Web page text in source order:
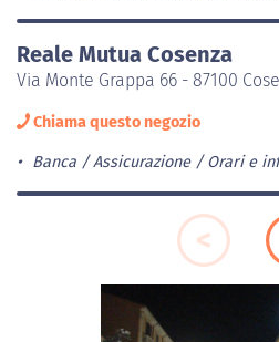
Reale Mutua Cosenza
Via Monte Grappa 66 - 87100
Chiama questo negozio
Banca / Assicurazione Orari e